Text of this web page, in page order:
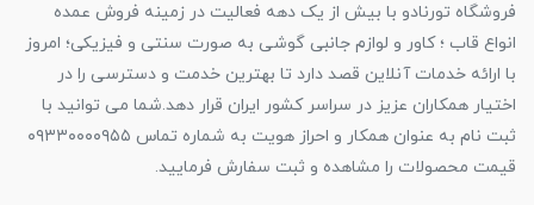
فروشگاه تورنادو با بیش از یک دهه فعالیت در زمینه فروش عمده
انواع قاب ؛ کاور و لوازم جانبی گوشی به صورت سنتی و فیزیکی؛ امروز
با ارائه خدمات آنلاین قصد دارد تا بهترین خدمت و دسترسی را در
اختیار همکاران عزیز در سراسر کشور ایران قرار دهد.شما می توانید با
ثبت نام به عنوان همکار و احراز هویت به شماره تماس ۰۹۳۳۰۰۰۰۹۵۵
قیمت محصولات را مشاهده و ثبت سفارش فرمایید.